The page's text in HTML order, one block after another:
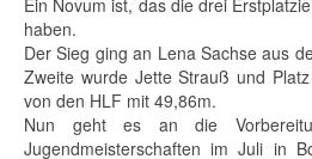
Ein Novum ist, das die drei
haben.
Der Sieg ging an Lena Sachse aus
Zweite wurde Jette Strauß und
von den HLF mit 49,86m.
Nun geht es an die
Jugendmeisterschaften im Juli in